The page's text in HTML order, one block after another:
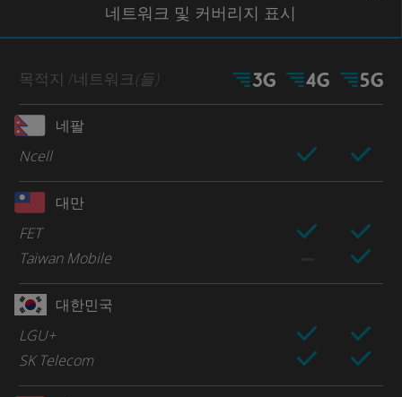
네트워크 및 커버리지 표시
목적지 /네트워크(들)
네팔
Ncell
대만
FET
Taiwan Mobile
대한민국
LGU+
SK Telecom